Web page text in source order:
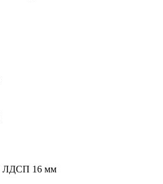
ЛДСП 16 мм